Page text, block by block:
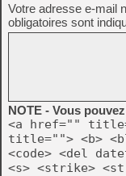
Votre adresse e-mail
obligatoires sont
NOTE - Vous
<a href=""
title=""> <b>
<code> <del
<s> <strike>